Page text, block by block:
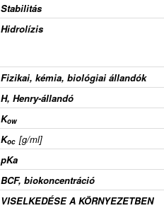
Stabilitás
Hidrolízis
Fizikai, kémia, biológiai állandók
H, Henry-állandó
Kow
Koc[g/ml]
pKa
BCF, biokoncentráció
VISELKEDÉSE A KÖRNYEZETBEN